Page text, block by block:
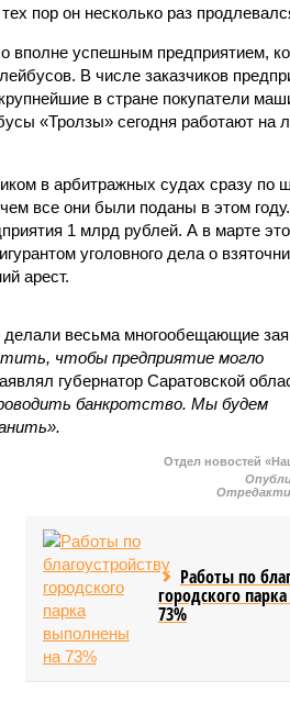
пор он несколько раз
вполне успешным предприятием,
В числе заказчиков
в стране покупатели
«Тролзы» сегодня работают на
в арбитражных судах сразу по
все они были поданы в этом
1 млрд руб­лей. А в марте
уголовного дела о
арест.
весьма многообещающие
чтобы предприятие могло
губернатор Саратовской
банкротство. Мы будем
Отдел новостей
Работы по
городского
73%